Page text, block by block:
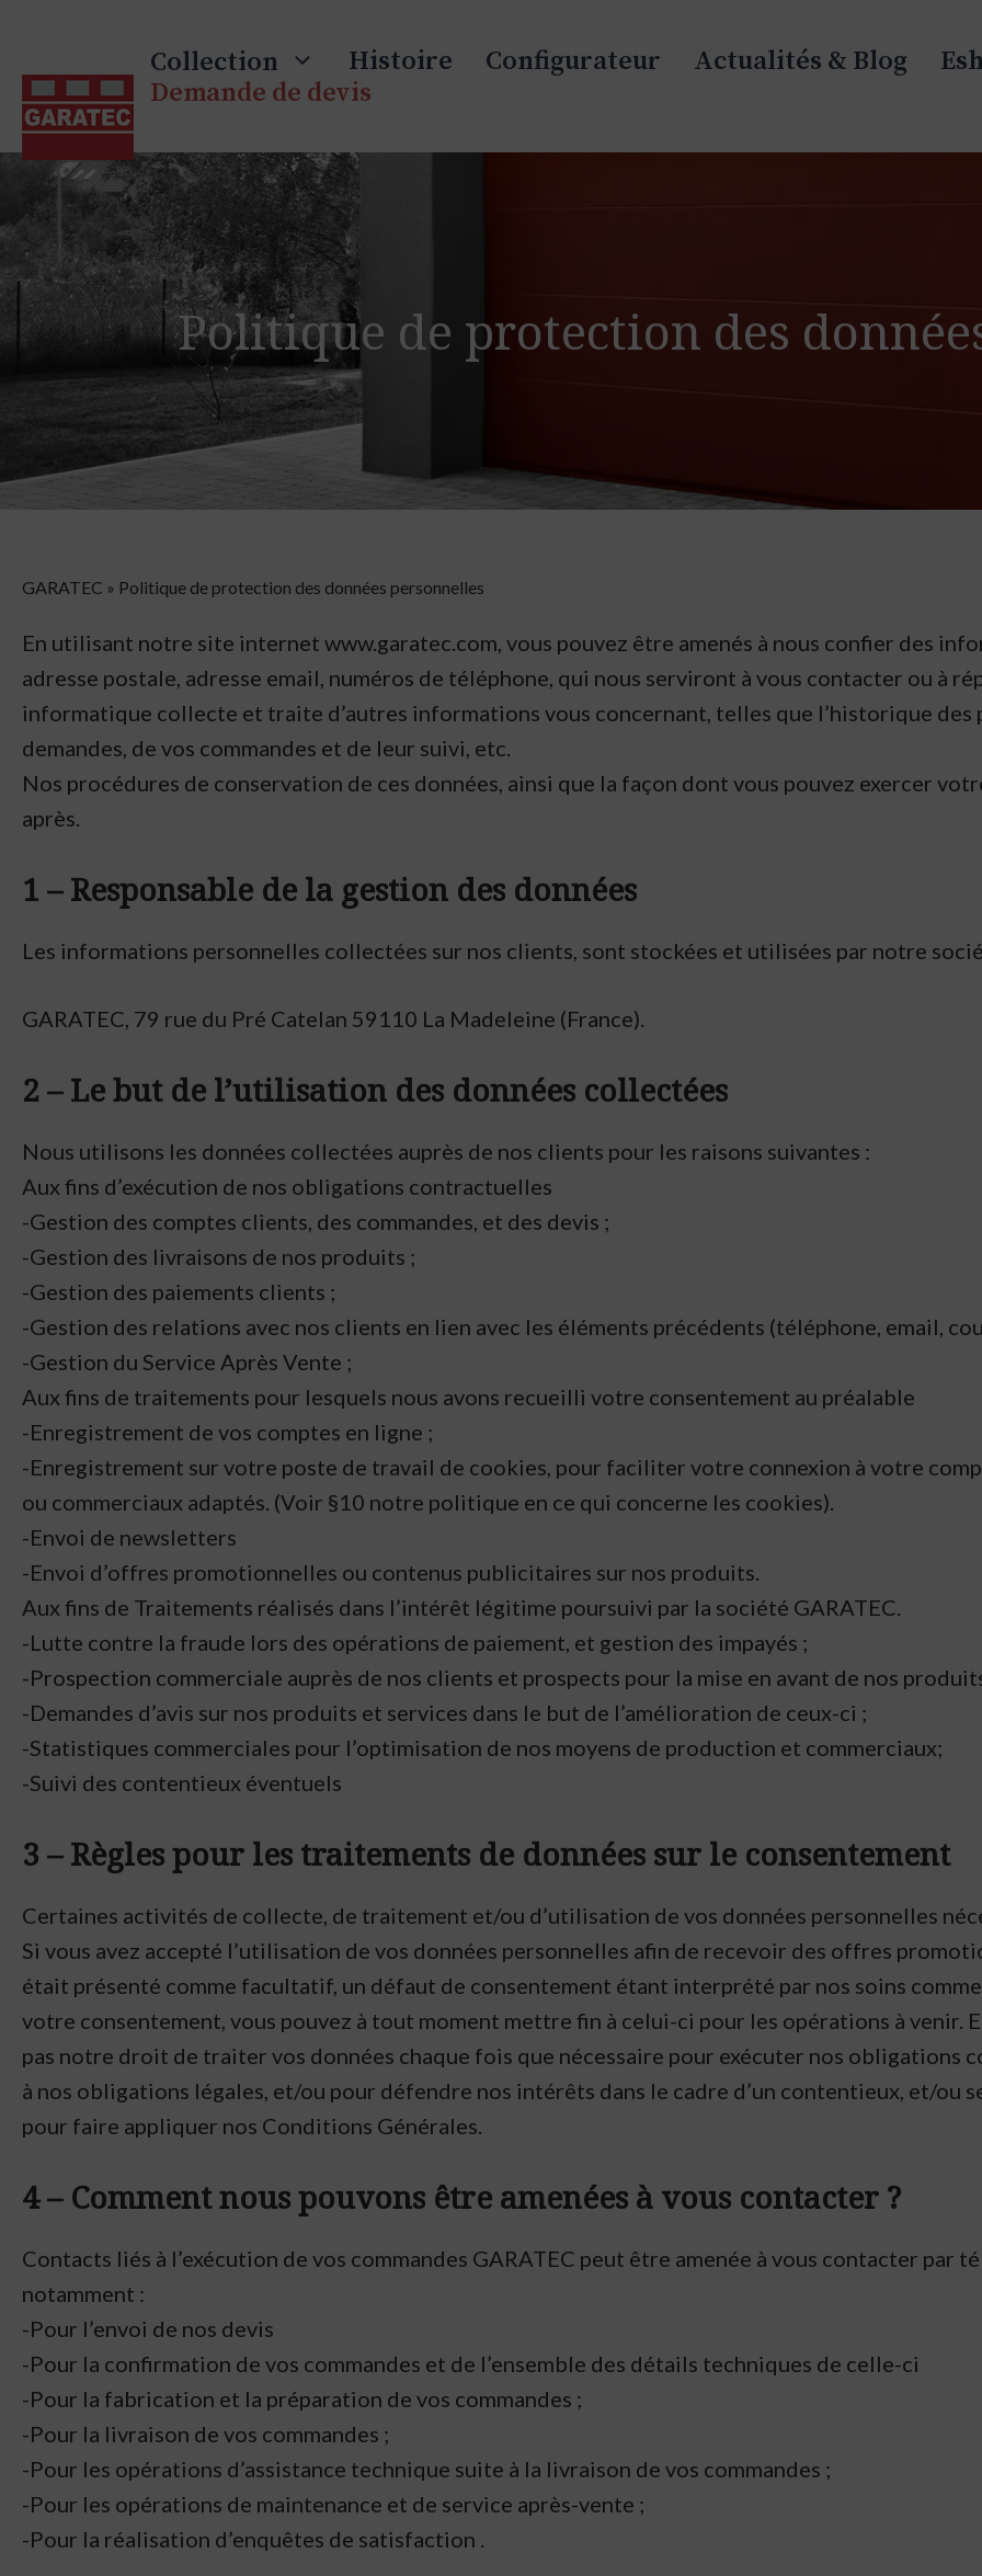
content
Collection Histoire Configurateur Actualités & Blog
Demande de devis
Politique de protection des
GARATEC » Politique de protection des données personnelles
En utilisant notre site internet www.garatec.com, vous pouvez être amenés à nous confier des
adresse postale, adresse email, numéros de téléphone, qui nous serviront à vous contacter ou à
informatique collecte et traite d’autres informations vous concernant, telles que l’historique des
demandes, de vos commandes et de leur suivi, etc.
Nos procédures de conservation de ces données, ainsi que la façon dont vous pouvez exercer
après.
1 – Responsable de la gestion des données
Les informations personnelles collectées sur nos clients, sont stockées et utilisées par notre
GARATEC, 79 rue du Pré Catelan 59110 La Madeleine (France).
2 – Le but de l’utilisation des données collectées
Nous utilisons les données collectées auprès de nos clients pour les raisons suivantes :
Aux fins d’exécution de nos obligations contractuelles
-Gestion des comptes clients, des commandes, et des devis ;
-Gestion des livraisons de nos produits ;
-Gestion des paiements clients ;
-Gestion des relations avec nos clients en lien avec les éléments précédents (téléphone, email,
-Gestion du Service Après Vente ;
Aux fins de traitements pour lesquels nous avons recueilli votre consentement au préalable
-Enregistrement de vos comptes en ligne ;
-Enregistrement sur votre poste de travail de cookies, pour faciliter votre connexion à votre
ou commerciaux adaptés. (Voir §10 notre politique en ce qui concerne les cookies).
-Envoi de newsletters
-Envoi d’offres promotionnelles ou contenus publicitaires sur nos produits.
Aux fins de Traitements réalisés dans l’intérêt légitime poursuivi par la société GARATEC.
-Lutte contre la fraude lors des opérations de paiement, et gestion des impayés ;
-Prospection commerciale auprès de nos clients et prospects pour la mise en avant de nos
-Demandes d’avis sur nos produits et services dans le but de l’amélioration de ceux-ci ;
-Statistiques commerciales pour l’optimisation de nos moyens de production et commerciaux;
-Suivi des contentieux éventuels
3 – Règles pour les traitements de données sur le consentement
Certaines activités de collecte, de traitement et/ou d’utilisation de vos données personnelles
Si vous avez accepté l’utilisation de vos données personnelles afin de recevoir des offres
était présenté comme facultatif, un défaut de consentement étant interprété par nos soins
votre consentement, vous pouvez à tout moment mettre fin à celui-ci pour les opérations à venir.
pas notre droit de traiter vos données chaque fois que nécessaire pour exécuter nos obligations
à nos obligations légales, et/ou pour défendre nos intérêts dans le cadre d’un contentieux, et/ou
pour faire appliquer nos Conditions Générales.
4 – Comment nous pouvons être amenées à vous contacter ?
Contacts liés à l’exécution de vos commandes GARATEC peut être amenée à vous contacter par
notamment :
-Pour l’envoi de nos devis
-Pour la confirmation de vos commandes et de l’ensemble des détails techniques de celle-ci
-Pour la fabrication et la préparation de vos commandes ;
-Pour la livraison de vos commandes ;
-Pour les opérations d’assistance technique suite à la livraison de vos commandes ;
-Pour les opérations de maintenance et de service après-vente ;
-Pour la réalisation d’enquêtes de satisfaction .